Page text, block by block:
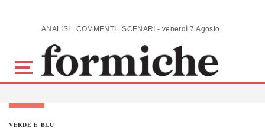
Skip to main content ANALISI | COMMENTI | SCENARI - venerdì 7 Agosto 2026
VERDE E BLU